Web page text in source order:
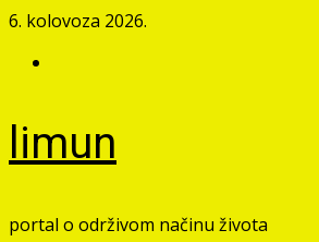
Skip
content
6. kolovoza 2026.
limun
portal o održivom načinu života